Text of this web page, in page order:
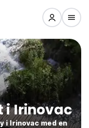
i Irinovac
i Irinovac med en